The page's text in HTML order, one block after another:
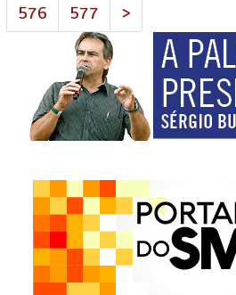
576
577 >